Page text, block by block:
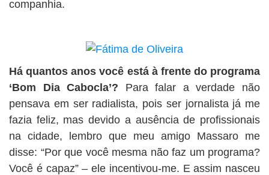
companhia.
Há quantos anos você está à frente do programa
‘Bom Dia Cabocla’? Para falar a verdade não
pensava em ser radialista, pois ser jornalista já me
fazia feliz, mas devido a ausência de profissionais
na cidade, lembro que meu amigo Massaro me
disse: “Por que você mesma não faz um programa?
Você é capaz” – ele incentivou-me. E assim nasceu